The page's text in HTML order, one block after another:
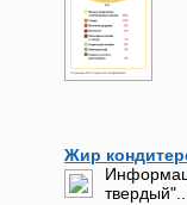
Жир